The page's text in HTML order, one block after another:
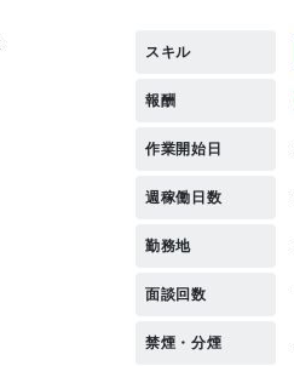
スキル
報酬
作業開始日
週稼働日数
勤務地
面談回数
禁煙・分煙